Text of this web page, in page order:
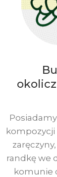
randkę we
komunie